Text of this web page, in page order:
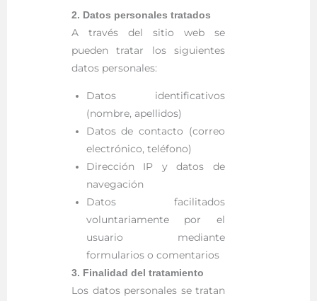
2. Datos personales tratados
A través del sitio web se
pueden tratar los siguientes
datos personales:
Datos identificativos
(nombre, apellidos)
Datos de contacto (correo
electrónico, teléfono)
Dirección IP y datos de
navegación
Datos facilitados
voluntariamente por el
usuario mediante
formularios o comentarios
3. Finalidad del tratamiento
Los datos personales se tratan